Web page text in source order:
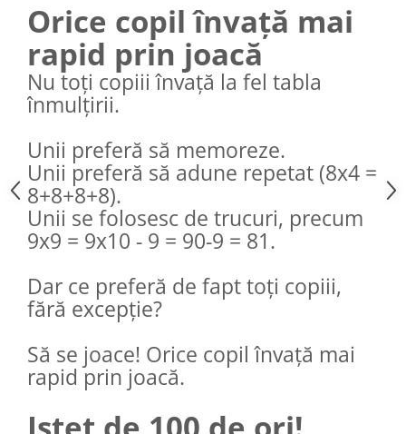
Orice copil învață mai
rapid prin joacă
Nu toți copiii învață la fel tabla
înmulțirii.
Unii preferă să memoreze.
Unii preferă să adune repetat (8x4 =
8+8+8+8).
Unii se folosesc de trucuri, precum
9x9 = 9x10 - 9 = 90-9 = 81.
Dar ce preferă de fapt toți copiii,
fără excepție?
Să se joace! Orice copil învață mai
rapid prin joacă.